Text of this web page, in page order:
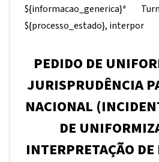
${informacao_generica}ª
${processo_estado}, interpor
PEDIDO DE
JURISPRUDÊNCIA
NACIONAL
DE
INTERPRETAÇÃO